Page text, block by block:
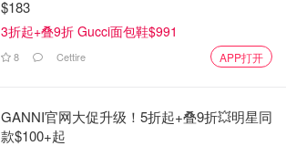
$183
3折起+叠9折 Gucci面包鞋$991
8 Cettire APP打开
GANNI官网大促升级！5折起+叠9折💥明星同
款$100+起